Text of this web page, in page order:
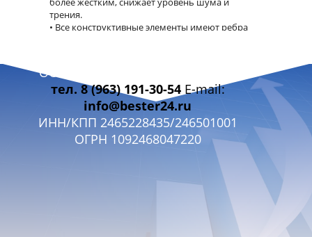
трения.
Все конструктивные элементы имеют ребра
ХАРАКТЕРИСТИКИ:
Перемещение по осям X, Y, Z мм 700×520×475
Перемещение раб. стола по осям X, Y, Z мм
400/350/400
Размер рабочего стола мм 600*350
Количество/ширина/расстояние Т-образных
Расстояние от торца шпинделя до поверхности
Расстояние от оси шпинделя до колонны мм
ООО «БЭСТЭР 24» г. Красноярск
тел. 8 (963) 191-30-54E-mail:
info@bester24.ru
ИНН/КПП 2465228435/246501001
ОГРН 1092468047220